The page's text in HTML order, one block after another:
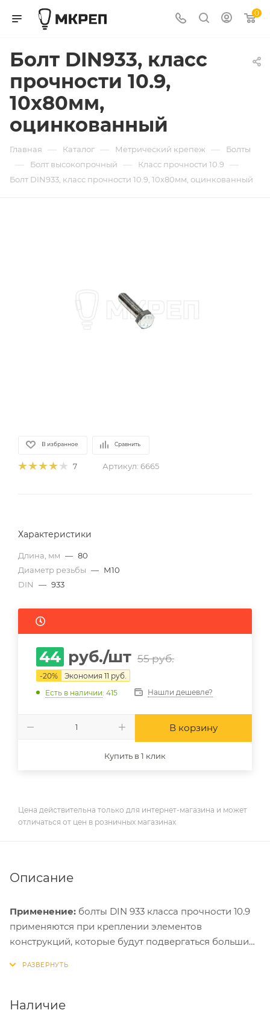
0
Болт DIN933, класс
прочности 10.9,
10х80мм,
оцинкованный
Главная — Каталог — Метрический крепеж — Болты
— Болт высокопрочный — Класс прочности 10.9 —
Болт DIN933, класс прочности 10.9, 10х80мм, оцинкованный
В избранное Сравнить
7 Артикул: 6665
Характеристики
Длина, мм — 80
Диаметр резьбы — М10
DIN
— 933
44 руб./шт 55руб.
-20% Экономия 11 руб.
Есть в наличии: 415 Нашли дешевле?
В корзину
Купить в 1 клик
Цена действительна только для интернет-магазина и может
отличаться от цен в розничных магазинах
Описание
Применение: болты DIN 933 класса прочности 10.9
применяются при креплении элементов
конструкций, которые будут подвергаться большим
Наличие